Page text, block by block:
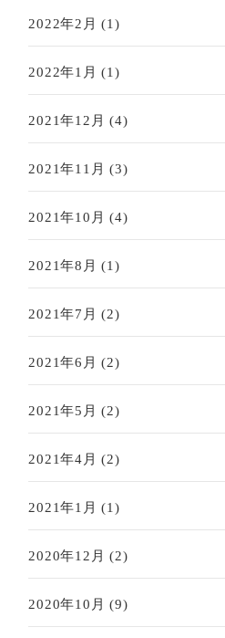
2022年2月 (1)
2022年1月 (1)
2021年12月 (4)
2021年11月 (3)
2021年10月 (4)
2021年8月 (1)
2021年7月 (2)
2021年6月 (2)
2021年5月 (2)
2021年4月 (2)
2021年1月 (1)
2020年12月 (2)
2020年10月 (9)